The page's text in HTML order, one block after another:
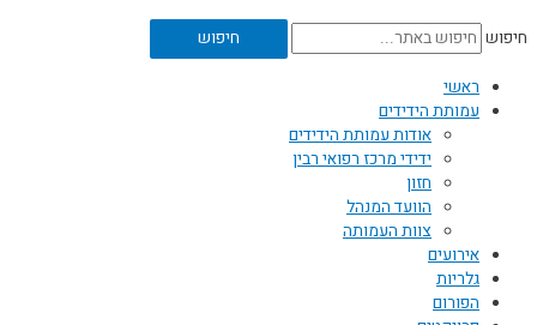
חיפוש חיפוש
ראשי
עמותת הידידים
אודות עמותת הידידים
ידידי מרכז רפואי רבין
חזון
הוועד המנהל
צוות העמותה
אירועים
גלריות
הפורום